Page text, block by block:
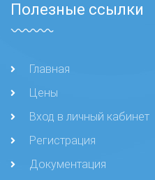
Полезные ссылки
Главная
Цены
Вход в личный кабинет
Регистрация
Документация